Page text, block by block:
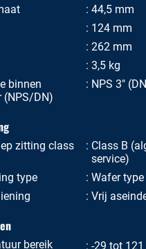
44,5 mm
124 mm
262 mm
3,5 kg
binnen
(NPS/DN)
NPS 3"
zitting class
Class B
service)
type
Wafer type
Vrij
bereik -29 tot